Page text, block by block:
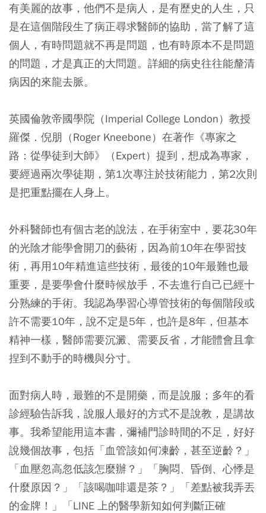
有美麗的故事，他們不是病人，是有歷史的人生，只
是在這個階段生了病正尋求醫師的協助，當了解了這
個人，有時問題就不再是問題，也有時原本不是問題
的問題，才是真正的大問題。詳細的病史往往能釐清
病因的來龍去脈。
英國倫敦帝國學院（Imperial College London）教授
羅傑．倪朋（Roger Kneebone）在著作《專家之
路：從學徒到大師》（Expert）提到，想成為專家，
要經過兩次學徒期，第1次專注於技術能力，第2次則
是把重點擺在人身上。
外科醫師也有個古老的說法，在手術室中，要花30年
的光陰才能學會開刀的藝術，因為前10年在學習技
術，再用10年精進這些技術，最後的10年最難也最
重要，是要學會什麼時候放手，不去進行自己已經十
分熟練的手術。我認為學習心導管技術的每個階段或
許不需要10年，說不定是5年，也許是8年，但基本
精神一樣，醫師需要沉澱、需要反省，才能體會且拿
捏到不動手的時機與分寸。
面對病人時，最難的不是開藥，而是說服；多年的看
診經驗告訴我，說服人最好的方式不是說教，是講故
事。我希望能用這本書，彌補門診時間的不足，好好
說幾個故事，包括「血管該如何凍齡，甚至逆齡？」
「血壓忽高忽低該怎麼辦？」「胸悶、昏倒、心悸是
什麼原因？」「該喝咖啡還是茶？」「差點被我弄丟
的金牌！」「LINE 上的醫學新知如何判斷正確